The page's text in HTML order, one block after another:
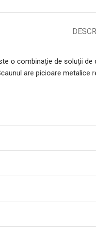
o combinație de soluții
are picioare metalice